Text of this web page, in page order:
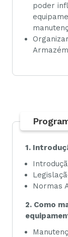
poder
1.
Normas
2. Como